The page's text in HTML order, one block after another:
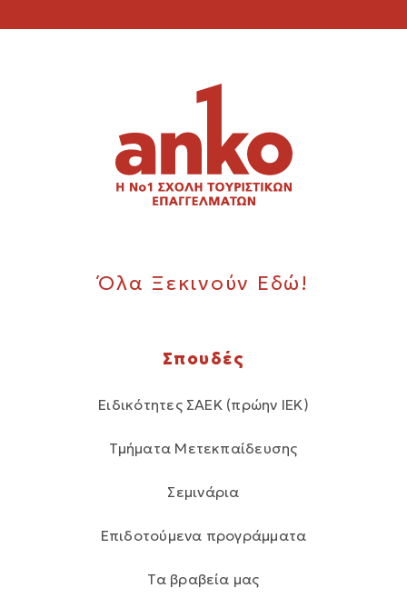
Όλα Ξεκινούν Εδώ!
Σπουδές
Ειδικότητες ΣΑΕΚ (πρώην ΙΕΚ)
Τμήματα Μετεκπαίδευσης
Σεμινάρια
Επιδοτούμενα προγράμματα
Τα βραβεία μας